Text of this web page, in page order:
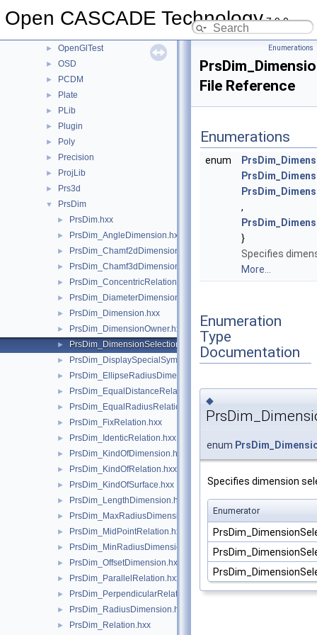
Open CASCADE Technology7.9.0
► NLPlate
► OpenGlTest
► OSD
► PCDM
► Plate
► PLib
► Plugin
► Poly
► Precision
► ProjLib
► Prs3d
▼ PrsDim
► PrsDim.hxx
► PrsDim_AngleDimension.hxx
► PrsDim_Chamf2dDimension.hxx
► PrsDim_Chamf3dDimension.hxx
► PrsDim_ConcentricRelation.hxx
► PrsDim_DiameterDimension.hxx
► PrsDim_Dimension.hxx
► PrsDim_DimensionOwner.hxx
► PrsDim_DimensionSelectionMode.hxx
► PrsDim_DisplaySpecialSymbol.hxx
► PrsDim_EllipseRadiusDimension.hxx
► PrsDim_EqualDistanceRelation.hxx
► PrsDim_EqualRadiusRelation.hxx
► PrsDim_FixRelation.hxx
► PrsDim_IdenticRelation.hxx
► PrsDim_KindOfDimension.hxx
► PrsDim_KindOfRelation.hxx
► PrsDim_KindOfSurface.hxx
► PrsDim_LengthDimension.hxx
► PrsDim_MaxRadiusDimension.hxx
► PrsDim_MidPointRelation.hxx
► PrsDim_MinRadiusDimension.hxx
► PrsDim_OffsetDimension.hxx
► PrsDim_ParallelRelation.hxx
► PrsDim_PerpendicularRelation.hxx
► PrsDim_RadiusDimension.hxx
► PrsDim_Relation.hxx
Enumerations
File Reference
Enumerations
enum
,
}
Specifies
More...
Enumeration
Type
Documentation
◆
enum
Specifies dimension
Enumerator